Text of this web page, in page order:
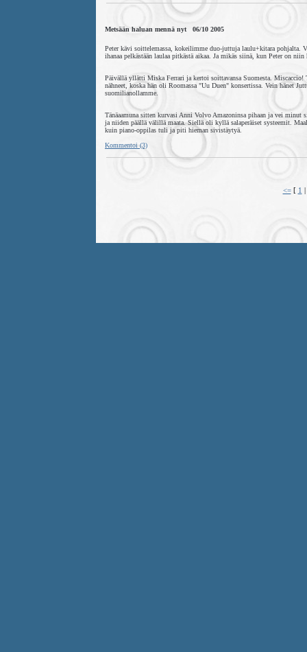
Metsään haluan mennä nyt 06/10 2005
Peter kävi soittelemassa, kokeilimme duo-juttuja laulu+kitara
ihanaa pelkästään laulaa pitkästä aikaa. Ja mikäs siinä, kun Peter on
Päivällä yllätti Miska Ferrari ja kertoi soittavansa Suomesta. Miscaccio!
nähneet, koska hän oli Roomassa "Uu Duen" konsertissa. Vein hänet
suomilianollamme.
Tänäaamuna sitten kurvasi Anni Volvo Amazoninsa pihaan ja vei
ja niiden päällä välillä maata. Siellä oli kyllä salaperäiset systeemit.
kuin piano-oppilas tuli ja piti hieman sivistäytyä.
Kommentoi (3)
<=[ 1 |